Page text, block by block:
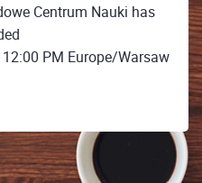
Centrum Nauki has
PM Europe/Warsaw